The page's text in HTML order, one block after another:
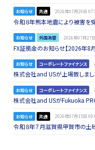
お知らせ 共通 2026年07月29日
令和８年熊本地震により被害を
お知らせ 外国為替 2026年07月27
FX証拠金のお知らせ【2026年8
お知らせ コーポレートファイナンス
株式会社and USが上場致しまし
お知らせ コーポレートファイナンス
株式会社and USがFukuoka
お知らせ 共通 2026年07月15日
令和８年７月滋賀県甲賀市の土